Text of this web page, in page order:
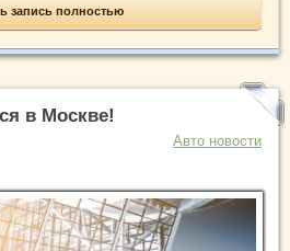
запись полностью
в Москве!
Авто новости